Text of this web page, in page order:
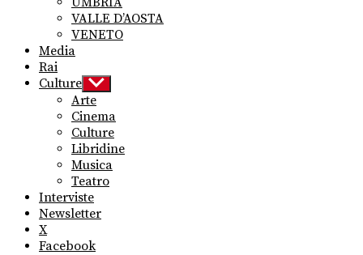
VALLE D’AOSTA
VENETO
Media
Rai
Culture Show
sub
menu
Arte
Cinema
Culture
Libridine
Musica
Teatro
Interviste
Newsletter
X
Facebook